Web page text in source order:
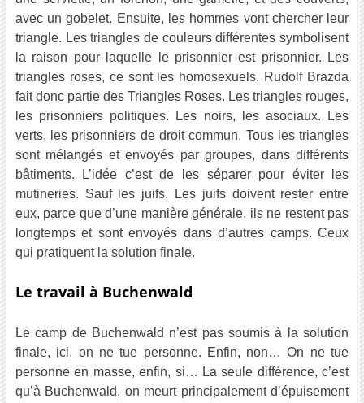
avec un gobelet. Ensuite, les hommes vont chercher leur
triangle. Les triangles de couleurs différentes symbolisent
la raison pour laquelle le prisonnier est prisonnier. Les
triangles roses, ce sont les homosexuels. Rudolf Brazda
fait donc partie des Triangles Roses. Les triangles rouges,
les prisonniers politiques. Les noirs, les asociaux. Les
verts, les prisonniers de droit commun. Tous les triangles
sont mélangés et envoyés par groupes, dans différents
bâtiments. L’idée c’est de les séparer pour éviter les
mutineries. Sauf les juifs. Les juifs doivent rester entre
eux, parce que d’une manière générale, ils ne restent pas
longtemps et sont envoyés dans d’autres camps. Ceux
qui pratiquent la solution finale.
Le travail à Buchenwald
Le camp de Buchenwald n’est pas soumis à la solution
finale, ici, on ne tue personne. Enfin, non… On ne tue
personne en masse, enfin, si… La seule différence, c’est
qu’à Buchenwald, on meurt principalement d’épuisement